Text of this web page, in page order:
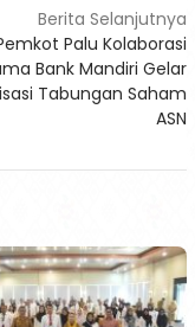
Berita Selanjutnya
Palu Kolaborasi
Bank Mandiri Gelar
Tabungan Saham
ASN